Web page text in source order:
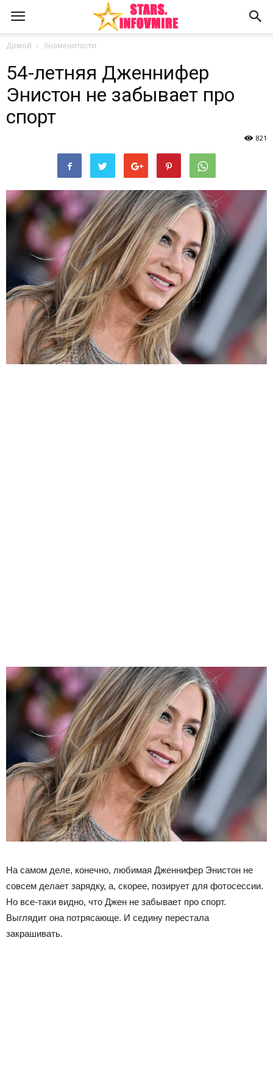
Домой Знаменитости
54-летняя Дженнифер
Энистон не забывает про
спорт
821
На самом деле, конечно, любимая Дженнифер Энистон не
совсем делает зарядку, а, скорее, позирует для фотосессии.
Но все-таки видно, что Джен не забывает про спорт.
Выглядит она потрясающе. И седину перестала
закрашивать.